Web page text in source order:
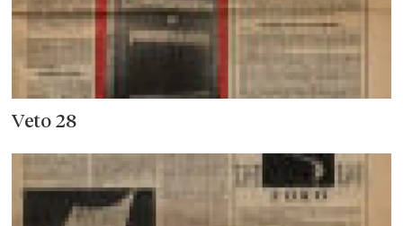
Veto 28